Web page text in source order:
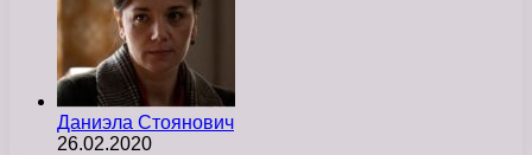
Даниэла Стоянович
26.02.2020